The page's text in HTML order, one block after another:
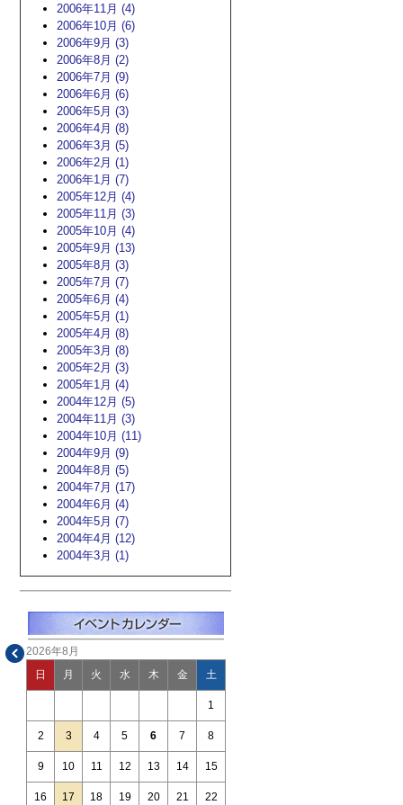
2006年11月 (4)
2006年10月 (6)
2006年9月 (3)
2006年8月 (2)
2006年7月 (9)
2006年6月 (6)
2006年5月 (3)
2006年4月 (8)
2006年3月 (5)
2006年2月 (1)
2006年1月 (7)
2005年12月 (4)
2005年11月 (3)
2005年10月 (4)
2005年9月 (13)
2005年8月 (3)
2005年7月 (7)
2005年6月 (4)
2005年5月 (1)
2005年4月 (8)
2005年3月 (8)
2005年2月 (3)
2005年1月 (4)
2004年12月 (5)
2004年11月 (3)
2004年10月 (11)
2004年9月 (9)
2004年8月 (5)
2004年7月 (17)
2004年6月 (4)
2004年5月 (7)
2004年4月 (12)
2004年3月 (1)
2026年8月
日 月 火 水 木 金 土
1
2 3 4 5 6 7 8
9 10 11 12 13 14 15
16 17 18 19 20 21 22